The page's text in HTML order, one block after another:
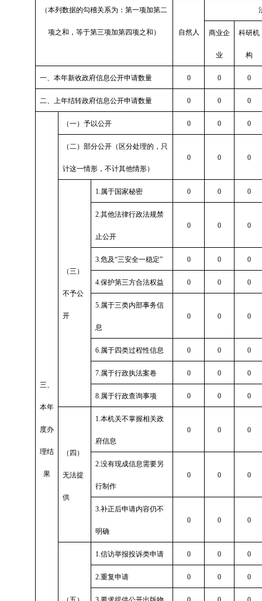
（本列数据的勾稽关系为：第一项加第二
项之和，等于第三项加第四项之和） 自然人 商业企
业
科研机
构
一、本年新收政府信息公开申请数量 0 0 0
二、上年结转政府信息公开申请数量 0 0 0
三、
本年
度办
理结
果
（一）予以公开 0 0 0
（二）部分公开（区分处理的，只
计这一情形，不计其他情形）
0 0 0
（三）
不予公
开
1.属于国家秘密 0 0 0
2.其他法律行政法规禁
止公开
0 0 0
3.危及“三安全一稳定” 0 0 0
4.保护第三方合法权益 0 0 0
5.属于三类内部事务信
息
0 0 0
6.属于四类过程性信息 0 0 0
7.属于行政执法案卷 0 0 0
8.属于行政查询事项 0 0 0
（四）
无法提
供
1.本机关不掌握相关政
府信息
0 0 0
2.没有现成信息需要另
行制作
0 0 0
3.补正后申请内容仍不
明确
0 0 0
1.信访举报投诉类申请 0 0 0
2.重复申请 0 0 0